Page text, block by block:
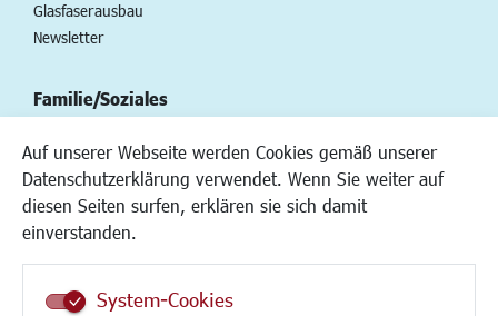
Auf unserer Webseite werden Cookies gemäß unserer
Datenschutzerklärung verwendet. Wenn Sie weiter auf
diesen Seiten surfen, erklären sie sich damit
einverstanden.
System-Cookies
Glasfaserausbau
Newsletter
Familie/Soziales
Kinderbetreuung
Kinder und Jugend
Institutionen für Familien
Frauen
Schule